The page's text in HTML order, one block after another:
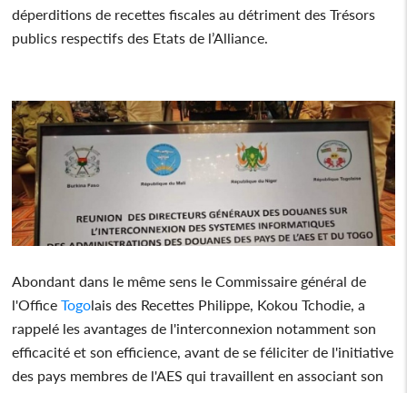
déperditions de recettes fiscales au détriment des Trésors
publics respectifs des Etats de l’Alliance.
Abondant dans le même sens le Commissaire général de
l'Office Togolais des Recettes Philippe, Kokou Tchodie, a
rappelé les avantages de l'interconnexion notamment son
efficacité et son efficience, avant de se féliciter de l'initiative
des pays membres de l'AES qui travaillent en associant son